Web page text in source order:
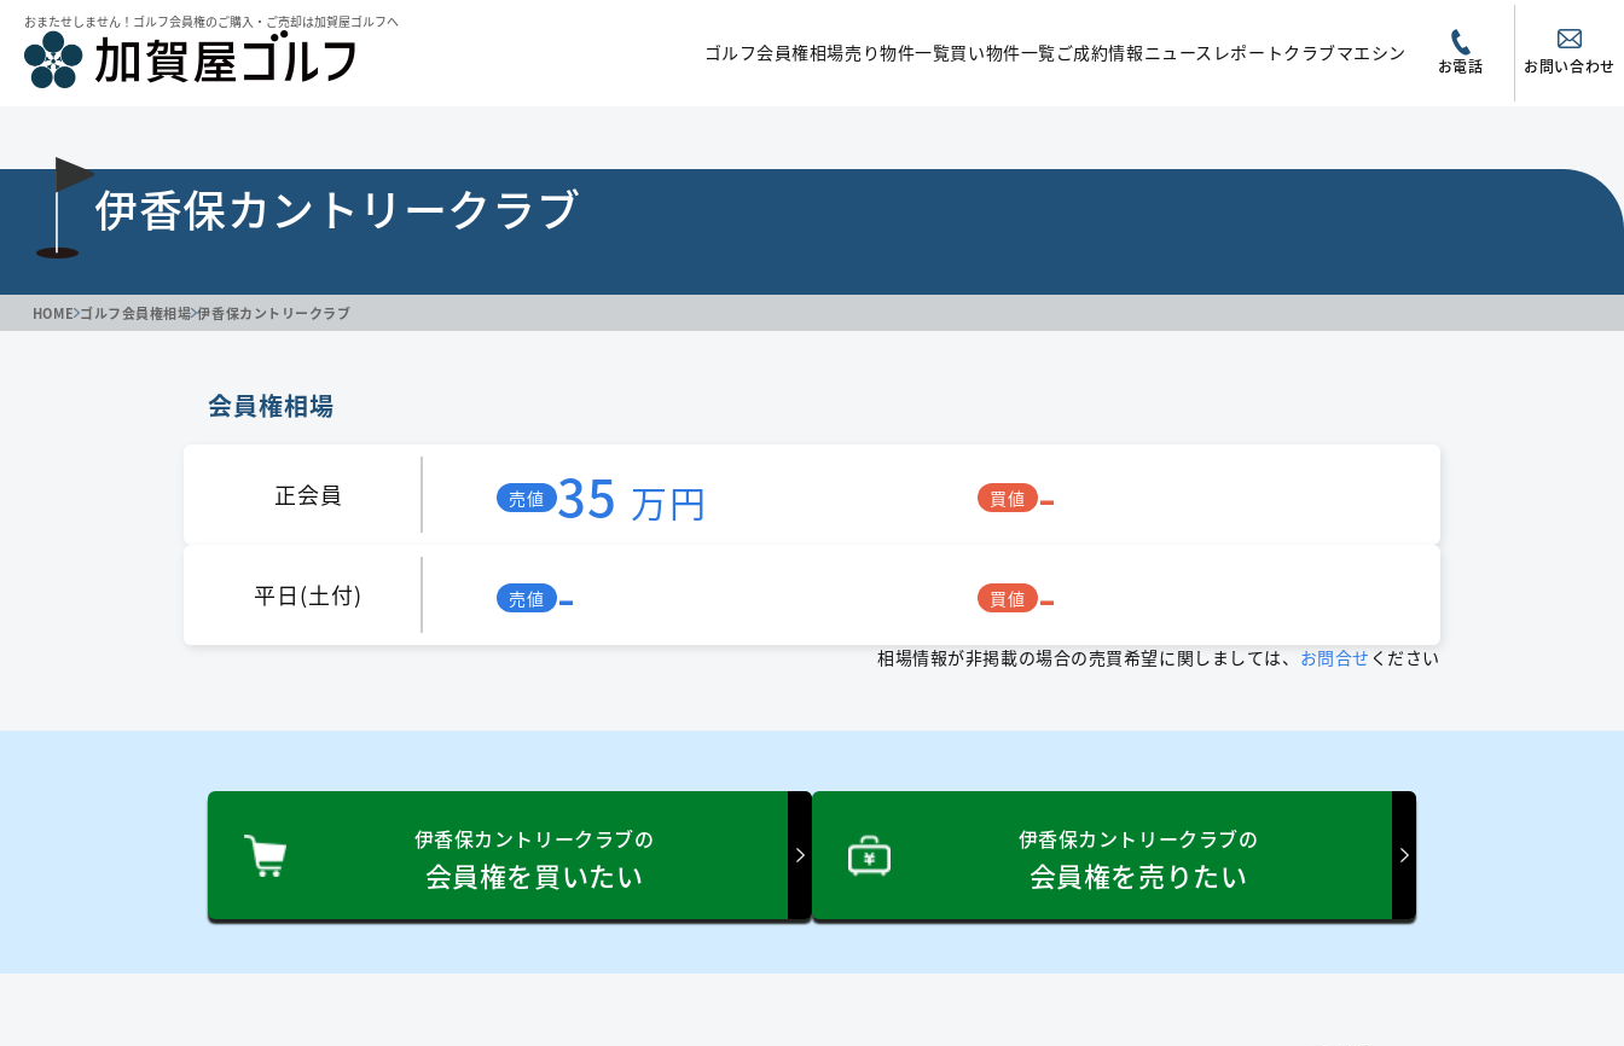
おまたせしません！ゴルフ会員権のご購⼊・ご売却は加賀屋ゴルフへ
ゴルフ会員権相場売り物件一覧買い物件一覧ご成約情報ニュース レポートクラブマエシン
お電話 お問い合わせ
伊香保カントリークラブ
HOME ゴルフ会員権相場 伊香保カントリークラブ
会員権相場
正会員 売値 35 万円 買値 -
平日(土付) 売値 - 買値 -
相場情報が非掲載の場合の売買希望に関しましては、 お問合せ ください
伊香保カントリークラブの
会員権を買いたい
伊香保カントリークラブの
会員権を売りたい